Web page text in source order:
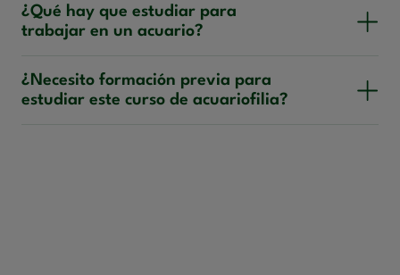
¿Qué hay que estudiar para
trabajar en un acuario?
¿Necesito formación previa para
estudiar este curso de acuariofilia?